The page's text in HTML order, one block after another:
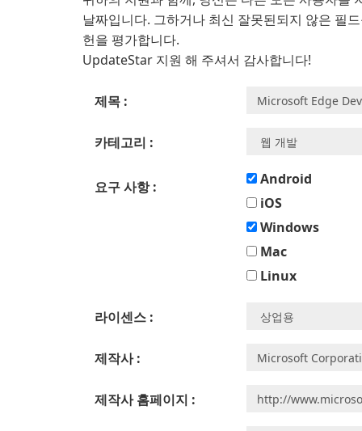
날짜입니다. 그하거나 최신 잘못된되지 않은 필
헌을 평가합니다.
UpdateStar 지원 해 주셔서 감사합니다!
제목 :
카테고리 :
요구 사항 :
Android
iOS
Windows
Mac
Linux
라이센스 :
제작사 :
제작사 홈페이지 :